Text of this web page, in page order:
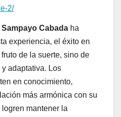
2/
Cabada ha
experiencia, el éxito en
de la suerte, sino de
adaptativa. Los
en conocimiento,
más armónica con su
mantener la